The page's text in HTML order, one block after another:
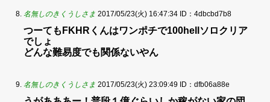
名無しのきくうしさま 2017/05/23(火) 16:47:34 ID：4dbcbd7b8
つーてもFKHRくんはワンポチで100hellソロクリア
でしょ
どんな難易度でも関係ないやん
名無しのきくうしさま 2017/05/23(火) 23:09:49 ID：dfb06a88e